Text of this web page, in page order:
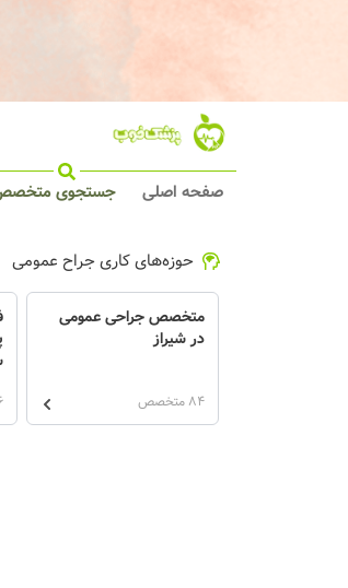
صفحه اصلی جستجوی
حوزه‌های کاری جراح عمومی
متخصص جراحی عمومی
در شیراز
84 متخصص